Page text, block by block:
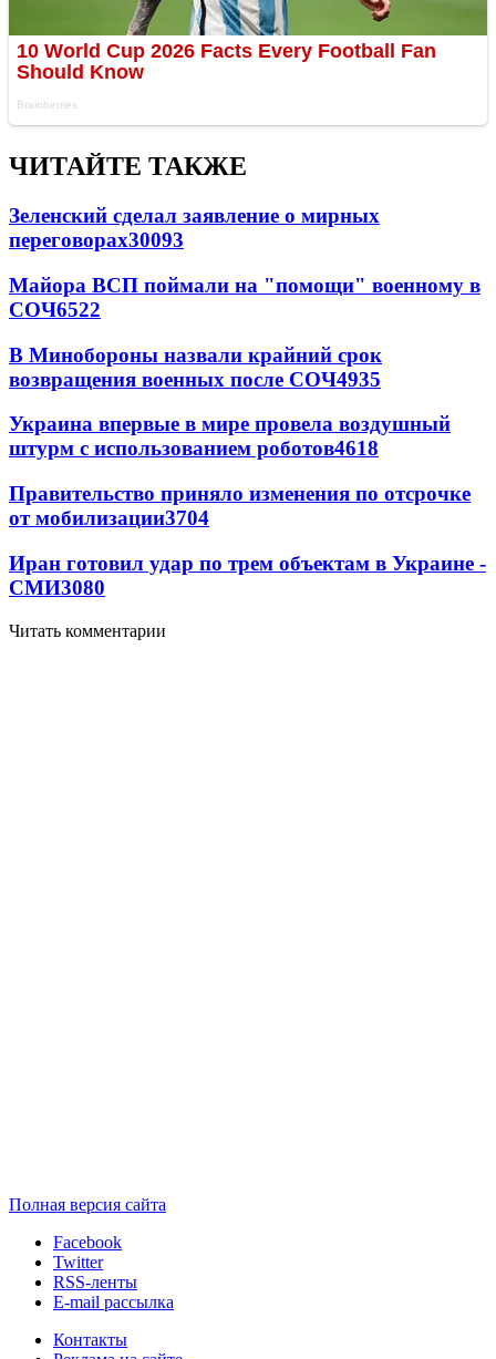
ЧИТАЙТЕ ТАКЖЕ
Зеленский сделал заявление о мирных
переговорах30093
Майора ВСП поймали на "помощи" военному в
СОЧ6522
В Минобороны назвали крайний срок
возвращения военных после СОЧ4935
Украина впервые в мире провела воздушный
штурм с использованием роботов4618
Правительство приняло изменения по отсрочке
от мобилизации3704
Иран готовил удар по трем объектам в Украине -
СМИ3080
Читать комментарии
Полная версия сайта
Facebook
Twitter
RSS-ленты
E-mail рассылка
Контакты